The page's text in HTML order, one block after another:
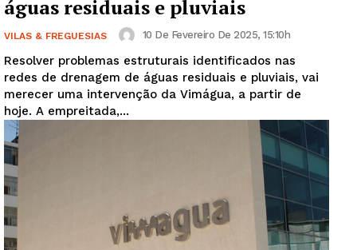
águas residuais e pluviais
VILAS & FREGUESIAS 10 De Fevereiro De 2025, 15:10h
Resolver problemas estruturais identificados nas
redes de drenagem de águas residuais e pluviais, vai
merecer uma intervenção da Vimágua, a partir de
hoje. A empreitada,...